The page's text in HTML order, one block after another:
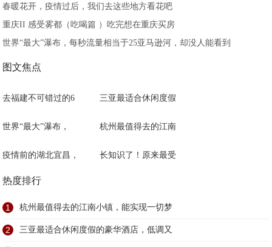
春暖花开，疫情过后，我们去这些地方看花吧
重庆II 感受雾都（吃喝篇 ）吃完想在重庆买房
世界“最大”瀑布，每秒流量相当于25亚马逊河，却没人能看到
图文焦点
去福建不可错过的6 三亚最适合休闲度假
世界“最大”瀑布， 杭州最值得去的江南
疫情前的湖北宜昌， 长知识了！原来最受
热度排行
1 杭州最值得去的江南小镇，能实现一切梦
2 三亚最适合休闲度假的豪华酒店，低调又